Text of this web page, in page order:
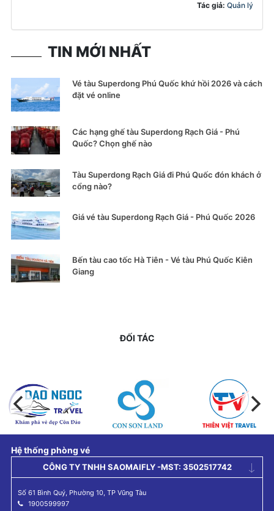
Tác giả:Quản lý
TIN MỚI NHẤT
Vé tàu Superdong Phú Quốc khứ hồi 2026 và cách
đặt vé online
Các hạng ghế tàu Superdong Rạch Giá - Phú
Quốc? Chọn ghế nào
Tàu Superdong Rạch Giá đi Phú Quốc đón khách ở
cổng nào?
Giá vé tàu Superdong Rạch Giá - Phú Quốc 2026
Bến tàu cao tốc Hà Tiên - Vé tàu Phú Quốc Kiên
Giang
ĐỐI TÁC
Hệ thống phòng vé
CÔNG TY TNHH SAOMAIFLY -MST: 3502517742
Số 61 Bình Quý, Phường 10, TP Vũng Tàu
1900599997